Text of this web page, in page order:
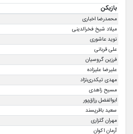
بازیکن
محمدرضا اخباری
میلاد شیخ فخرالدینی
نوید عاشوری
علی قربانی
فرزین گروسیان
علیرضا علیزاده
مهدی تیکدری‌نژاد
مسیح زاهدی
ابوالفضل رزاق‌پور
سعید باقرپسند
مهران گلزاری
آرمان اکوان